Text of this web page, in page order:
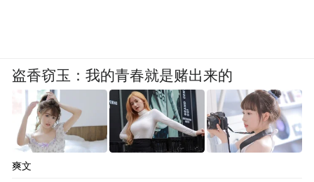
盗香窃玉：我的青春就是赌出来的
爽文